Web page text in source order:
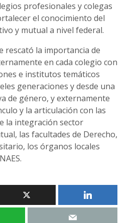
profesionales y colegas
el conocimiento del
y mutual a nivel federal.
rescató la importancia de
en cada colegio con
e institutos temáticos
generaciones y desde una
de género, y externamente
y la articulación con las
la integración sector
las facultades de Derecho,
los órganos locales